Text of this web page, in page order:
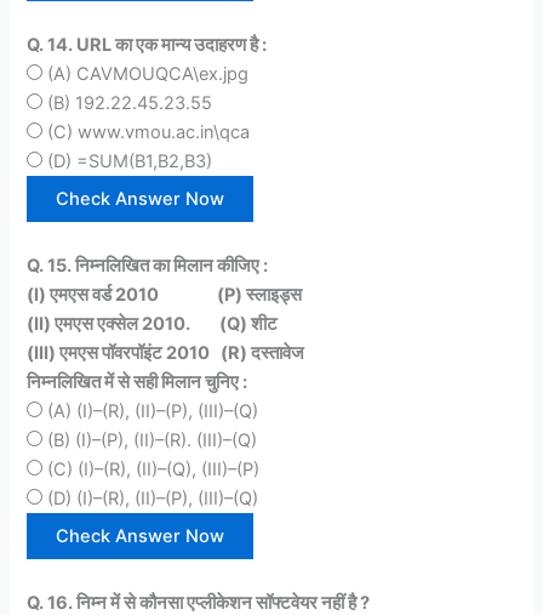
Q. 14. URL का एक मान्य उदाहरण है :
(A) CAVMOUQCA\ex.jpg
(B) 192.22.45.23.55
(C) www.vmou.ac.in\qca
(D) =SUM(B1,B2,B3)
Q. 15. निम्नलिखित का मिलान कीजिए :
(I) एमएस वर्ड 2010 (P) स्लाइड्स
(II) एमएस एक्सेल 2010. (Q) शीट
(III) एमएस पॉवरपॉइंट 2010 (R) दस्तावेज
निम्नलिखित में से सही मिलान चुनिए :
(A) (I)–(R), (II)–(P), (III)–(Q)
(B) (I)–(P), (II)–(R). (III)–(Q)
(C) (I)–(R), (II)–(Q), (III)–(P)
(D) (I)–(R), (II)–(P), (III)–(Q)
Q. 16. निम्न में से कौनसा एप्लीकेशन सॉफ्टवेयर नहीं है ?